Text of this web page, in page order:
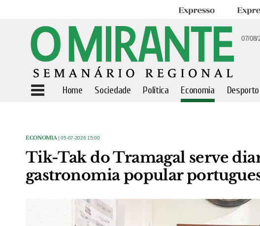
Expresso
07/08/
Home Sociedade Política Economia Desporto
ECONOMIA | 05-07-2026 15:00
Tik-Tak do Tramagal serve
gastronomia popular